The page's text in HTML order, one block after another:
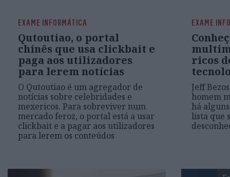
EXAME INFORMÁTICA
Qutoutiao, o portal
chinês que usa clickbait e
paga aos utilizadores
para lerem notícias
O Qutoutiao é um agregador de
notícias sobre celebridades e
mexericos. Para sobreviver num
mercado feroz, o portal está a usar
clickbait e a pagar aos utilizadores
para lerem os conteúdos
EXAME
ricos
Jeff
homem
há
lista que